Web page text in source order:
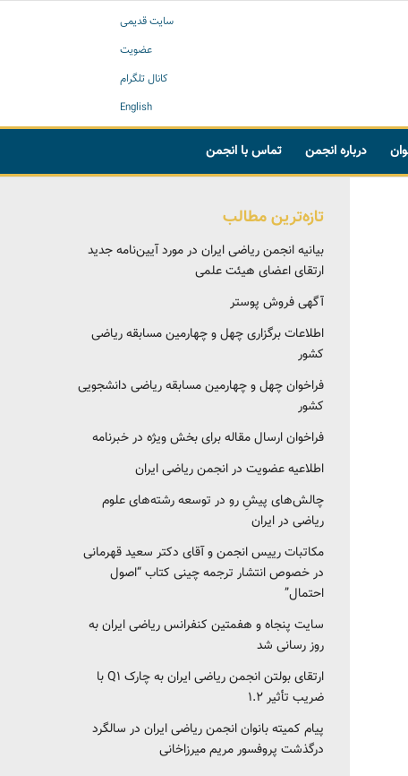
سایت قدیمی
عضویت
کانال تلگرام
English
درباره انجمن تماس با انجمن
تازه‌ترین مطالب
بیانیه انجمن ریاضی ایران در مورد آیین‌نامه جدید
ارتقای اعضای هیئت علمی
آگهی فروش پوستر
اطلاعات برگزاری چهل و چهارمین مسابقه ریاضی
کشور
فراخوان چهل و چهارمین مسابقه ریاضی دانشجویی
کشور‎‎
فراخوان ارسال مقاله برای بخش ویژه در خبرنامه
اطلاعیه عضویت در انجمن ریاضی ایران
چالش‌های پیشِ رو در توسعه رشته‌های علوم
ریاضی در ایران
مکاتبات رییس انجمن و آقای دکتر سعید قهرمانی
در خصوص انتشار ترجمه چینی کتاب “اصول
احتمال”
سایت پنجاه و هفمتین کنفرانس ریاضی ایران به
روز رسانی شد
ارتقای بولتن انجمن ریاضی ایران به چارک Q1 با
ضریب تأثیر ۱.۲
پیام کمیته بانوان انجمن ریاضی ایران در سالگرد
درگذشت پروفسور مریم میرزاخانی